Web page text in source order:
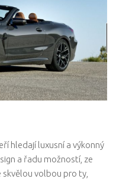
hledají luxusní a výkonný
a řadu možností, ze
skvělou volbou pro ty,